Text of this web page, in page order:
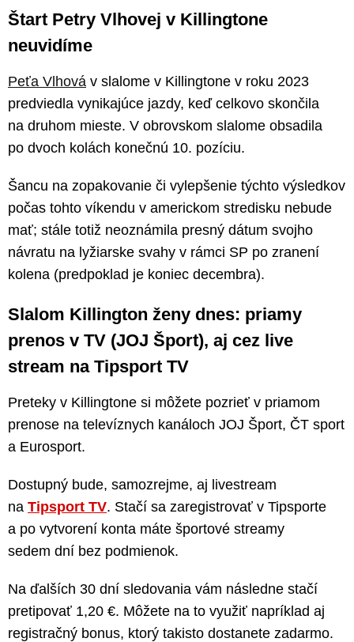
Štart Petry Vlhovej v Killingtone
neuvidíme
Peťa Vlhová v slalome v Killingtone v roku 2023
predviedla vynikajúce jazdy, keď celkovo skončila
na druhom mieste. V obrovskom slalome obsadila
po dvoch kolách konečnú 10. pozíciu.
Šancu na zopakovanie či vylepšenie týchto výsledkov
počas tohto víkendu v americkom stredisku nebude
mať; stále totiž neoznámila presný dátum svojho
návratu na lyžiarske svahy v rámci SP po zranení
kolena (predpoklad je koniec decembra).
Slalom Killington ženy dnes: priamy
prenos v TV (JOJ Šport), aj cez live
stream na Tipsport TV
Preteky v Killingtone si môžete pozrieť v priamom
prenose na televíznych kanáloch JOJ Šport, ČT sport
a Eurosport.
Dostupný bude, samozrejme, aj livestream
na Tipsport TV. Stačí sa zaregistrovať v Tipsporte
a po vytvorení konta máte športové streamy
sedem dní bez podmienok.
Na ďalších 30 dní sledovania vám následne stačí
pretipovať 1,20 €. Môžete na to využiť napríklad aj
registračný bonus, ktorý takisto dostanete zadarmo.